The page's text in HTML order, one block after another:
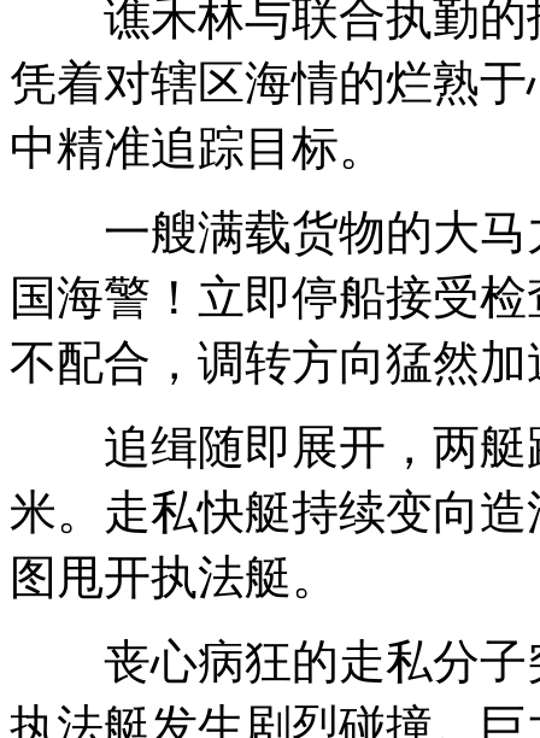
谯禾林与联合执勤的
凭着对辖区海情的烂熟
中精准追踪目标。
一艘满载货物的大马
国海警！立即停船接受
不配合，调转方向猛然
追缉随即展开，两艇
米。走私快艇持续变向
图甩开执法艇。
丧心病狂的走私分子
执法艇发生剧烈碰撞。